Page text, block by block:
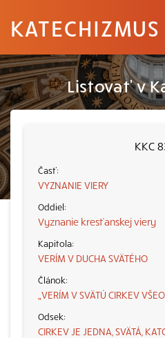
KATECHIZMUS
Listovať v
KKC
VYZNANIE VIERY
Vyznanie kresťanskej viery
VERÍM V DUCHA SVÄTÉHO
„VERÍM V SVÄTÚ CIRKEV
CIRKEV JE JEDNA, SVÄTÁ,